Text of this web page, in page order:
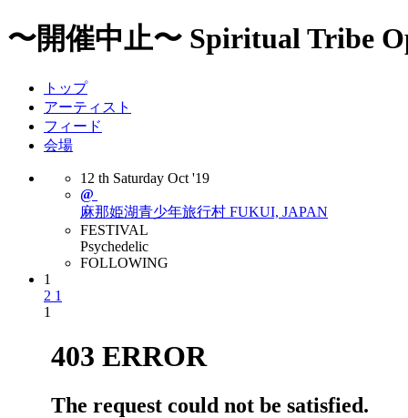
〜開催中止〜 Spiritual Tribe
トップ
アーティスト
フィード
会場
12 th Saturday Oct '19
@
麻那姫湖青少年旅行村 FUKUI, JAPAN
FESTIVAL
Psychedelic
FOLLOWING
1
2 1
1